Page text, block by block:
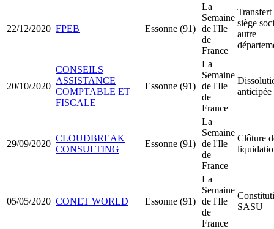
22/12/2020 FPEB Essonne (91)
La
Semaine
de l'Ile
de
France
Transfert
siège
autre
20/10/2020
CONSEILS
ASSISTANCE
COMPTABLE ET
FISCALE
Essonne (91)
La
Semaine
de l'Ile
de
France
anticipée
29/09/2020
CLOUDBREAK
CONSULTING
Essonne (91)
La
Semaine
de l'Ile
de
France
Clôture
05/05/2020 CONET WORLD Essonne (91)
La
Semaine
de l'Ile
de
France
SASU